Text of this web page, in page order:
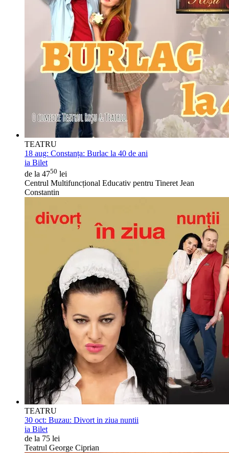
TEATRU
18 aug: Constanța: Burlac la 40 de ani
ia Bilet
de la 4750 lei
Centrul Multifuncțional Educativ pentru Tineret Jean
Constantin
TEATRU
30 oct: Buzau: Divort in ziua nuntii
ia Bilet
de la 75 lei
Teatrul George Ciprian